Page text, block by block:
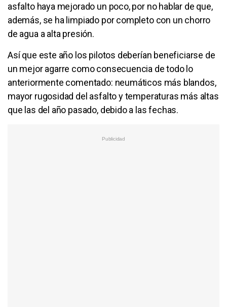
asfalto haya mejorado un poco, por no hablar de que,
además, se ha limpiado por completo con un chorro
de agua a alta presión.
Así que este año los pilotos deberían beneficiarse de
un mejor agarre como consecuencia de todo lo
anteriormente comentado: neumáticos más blandos,
mayor rugosidad del asfalto y temperaturas más altas
que las del año pasado, debido a las fechas.